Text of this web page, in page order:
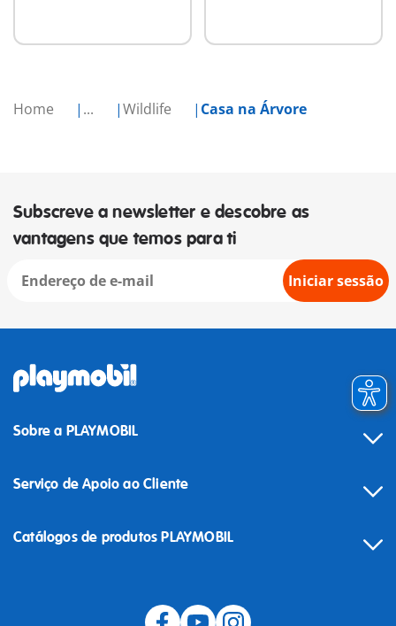
Home ... Wildlife Casa na Árvore
Subscreve a newsletter e descobre as
vantagens que temos para ti
Iniciar sessão
Sobre a PLAYMOBIL
Serviço de Apoio ao Cliente
Catálogos de produtos PLAYMOBIL